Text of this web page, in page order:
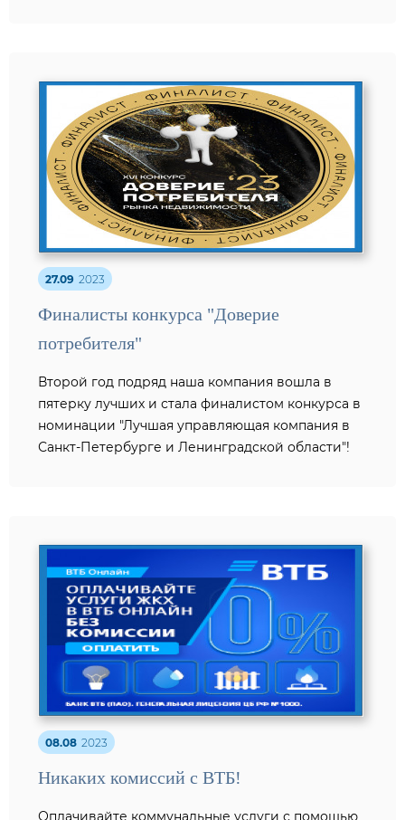
27.09 2023
Финалисты конкурса "Доверие
потребителя"
Второй год подряд наша компания вошла в
пятерку лучших и стала финалистом конкурса в
номинации "Лучшая управляющая компания в
Санкт-Петербурге и Ленинградской области"!
08.08 2023
Никаких комиссий с ВТБ!
Оплачивайте коммунальные услуги с помощью